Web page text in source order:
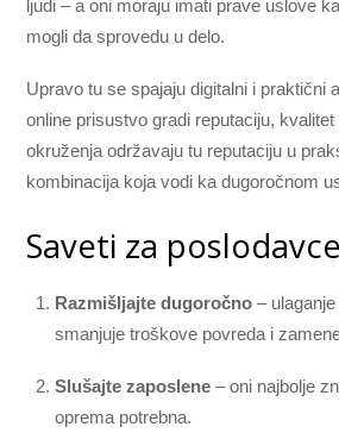
ljudi – a oni moraju imati prave uslove
mogli da sprovedu u delo.
Upravo tu se spajaju digitalni i praktični
online prisustvo gradi reputaciju,
okruženja održavaju tu reputaciju u
kombinacija koja vodi ka dugoročnom
Saveti za poslodavce
Razmišljajte dugoročno –
smanjuje troškove povreda i
Slušajte zaposlene – oni najbolje
oprema potrebna.